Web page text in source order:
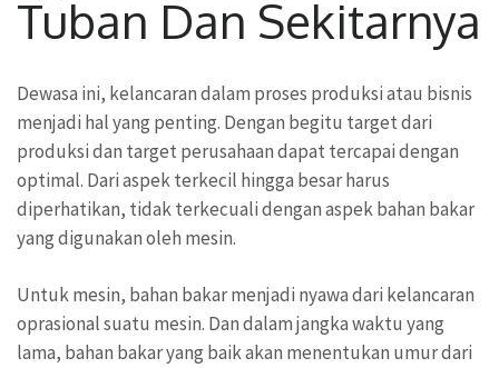
Tuban Dan Sekitarnya
Dewasa ini, kelancaran dalam proses produksi atau bisnis
menjadi hal yang penting. Dengan begitu target dari
produksi dan target perusahaan dapat tercapai dengan
optimal. Dari aspek terkecil hingga besar harus
diperhatikan, tidak terkecuali dengan aspek bahan bakar
yang digunakan oleh mesin.
Untuk mesin, bahan bakar menjadi nyawa dari kelancaran
oprasional suatu mesin. Dan dalam jangka waktu yang
lama, bahan bakar yang baik akan menentukan umur dari